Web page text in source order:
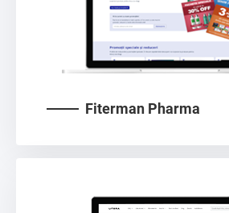
Fiterman Pharma